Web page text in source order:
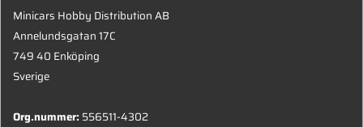
Minicars Hobby Distribution AB
Annelundsgatan 17C
749 40 Enköping
Sverige
Org.nummer:556511-4302